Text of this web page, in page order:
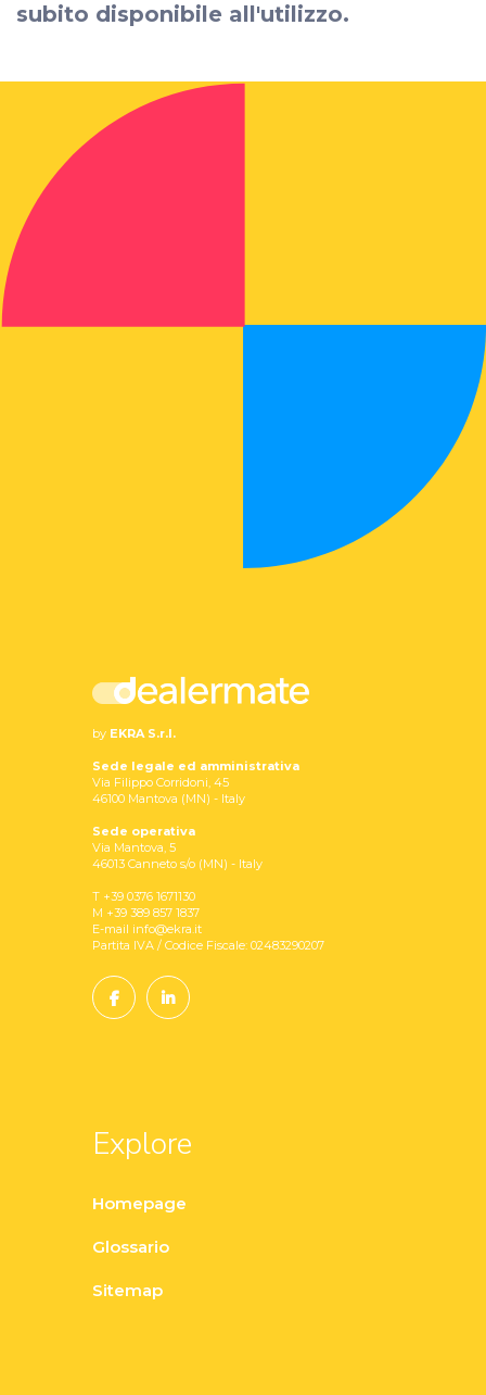
subito disponibile all'utilizzo.
by EKRA S.r.l.
Sede legale ed amministrativa
Via Filippo Corridoni, 45
46100 Mantova (MN) - Italy
Sede operativa
Via Mantova, 5
46013 Canneto s/o (MN) - Italy
T +39 0376 1671130
M +39 389 857 1837
E-mail info@ekra.it
Partita IVA / Codice Fiscale: 02483290207
Explore
Homepage
Glossario
Sitemap